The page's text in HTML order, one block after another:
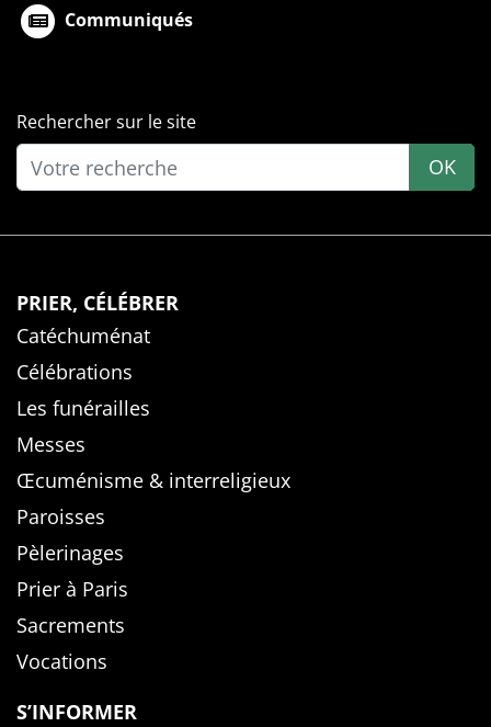
Communiqués
Rechercher sur le site
OK
PRIER, CÉLÉBRER
Catéchuménat
Célébrations
Les funérailles
Messes
Œcuménisme & interreligieux
Paroisses
Pèlerinages
Prier à Paris
Sacrements
Vocations
S’INFORMER